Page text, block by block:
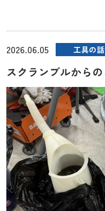
2026.06.05 工具の話
スクランブルから